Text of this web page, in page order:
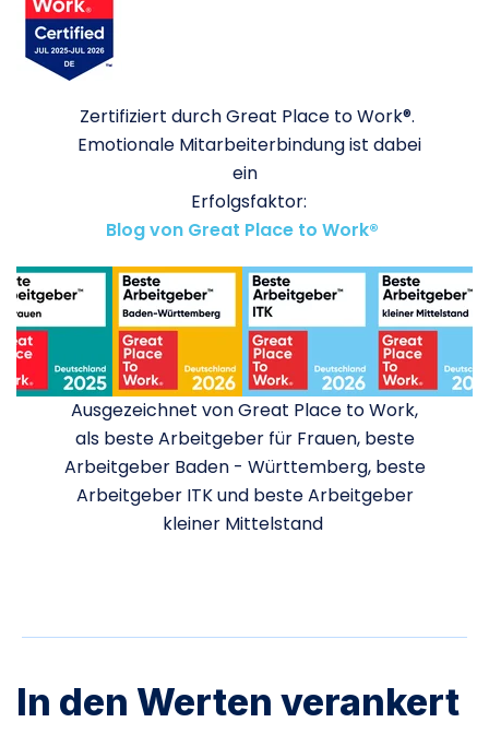
Zertifiziert durch Great Place to Work®.
Emotionale Mitarbeiterbindung ist dabei
ein
Erfolgsfaktor:
Blog von Great Place to Work®
Ausgezeichnet von Great Place to Work,
als beste Arbeitgeber für Frauen, beste
Arbeitgeber Baden - Württemberg, beste
Arbeitgeber ITK und beste Arbeitgeber
kleiner Mittelstand
In den Werten verankert